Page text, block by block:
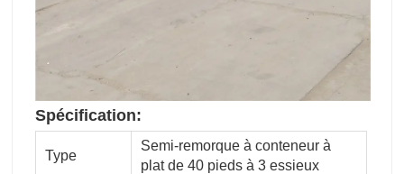
Spécification:
Type
Semi-remorque à conteneur à
plat de 40 pieds à 3 essieux